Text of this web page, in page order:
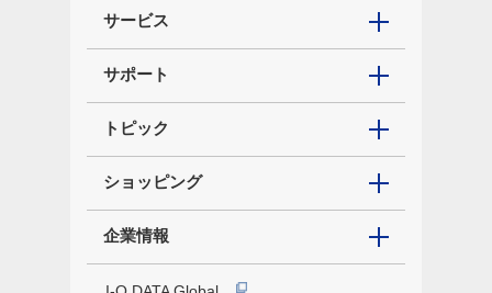
サービス
サポート
トピック
ショッピング
企業情報